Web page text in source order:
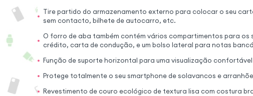
Tire partido do armazenamento externo para colocar o seu
sem contacto, bilhete de autocarro, etc.
O forro de aba também contém vários compartimentos para os
crédito, carta de condução, e um bolso lateral para notas
Função de suporte horizontal para uma visualização
Protege totalmente o seu smartphone de solavancos e
Revestimento de couro ecológico de textura lisa com costura